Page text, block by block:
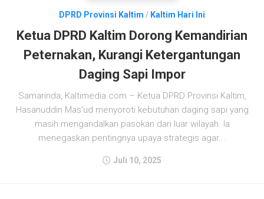
DPRD Provinsi Kaltim / Kaltim Hari Ini
Ketua DPRD Kaltim Dorong Kemandirian
Peternakan, Kurangi Ketergantungan
Daging Sapi Impor
Samarinda, Kaltimedia.com – Ketua DPRD Provinsi Kaltim,
Hasanuddin Mas’ud menyoroti kebutuhan daging sapi yang
masih mengandalkan pasokan dari luar wilayah. Ia
menegaskan pentingnya upaya strategis agar...
Juli 10, 2025